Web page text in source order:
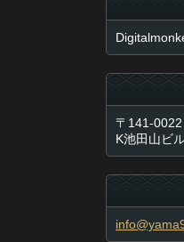
〒141-
K池田山ビ